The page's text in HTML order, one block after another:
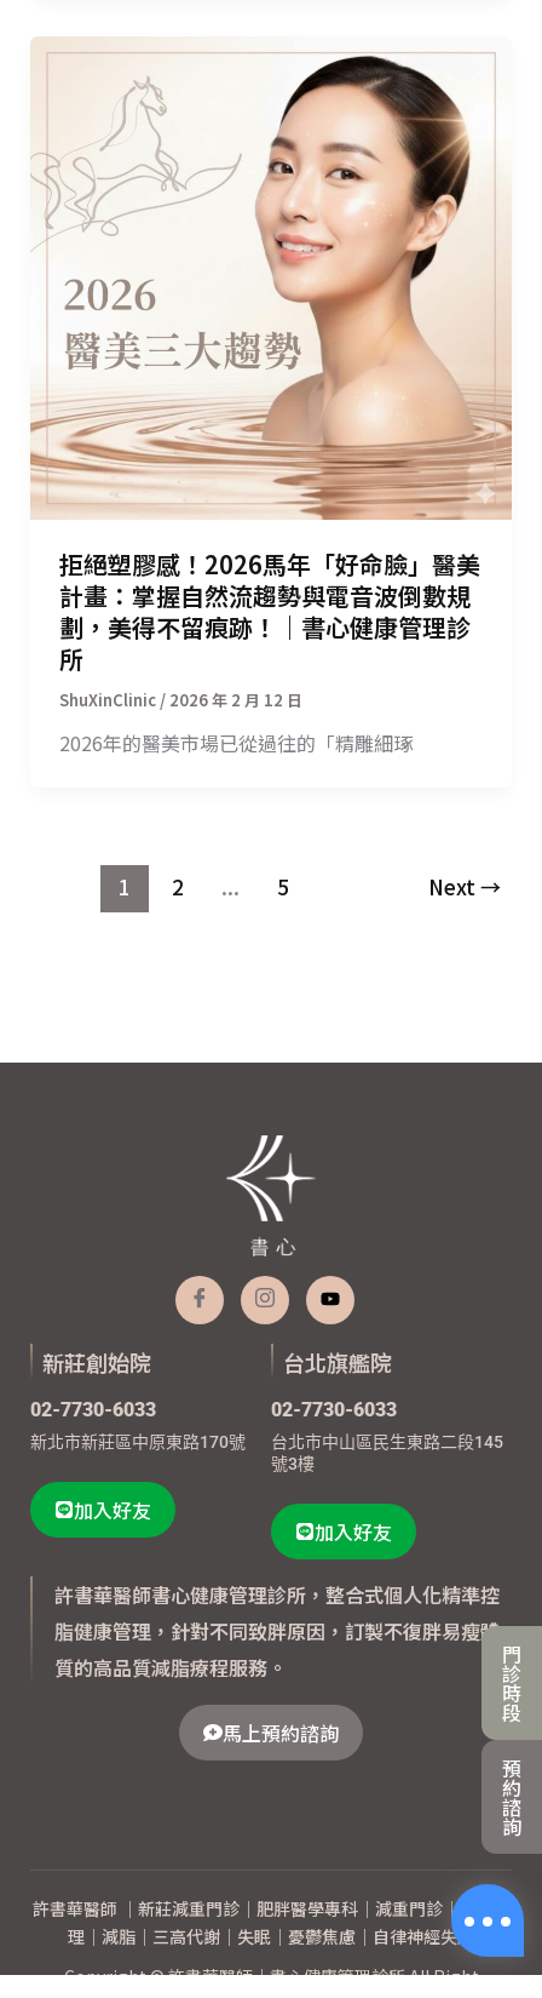
門
診
時
段
預
約
諮
詢
拒絕塑膠感！2026馬年「好命臉」醫美
計畫：掌握自然流趨勢與電音波倒數規
劃，美得不留痕跡！｜書心健康管理診
所
/ 2026 年 2 月 12 日
2026年的醫美市場已從過往的「精雕細琢
1 2 ... 5 Next →
新莊創始院
02-7730-6033
新北市新莊區中原東路170號
加入好友
台北旗艦院
02-7730-6033
台北市中山區民生東路二段145
號3樓
加入好友
許書華醫師書心健康管理診所，整合式個人化精準控
脂健康管理，針對不同致胖原因，訂製不復胖易瘦體
質的高品質減脂療程服務。
馬上預約諮詢
許書華醫師 ｜新莊減重門診｜肥胖醫學專科｜減重門診｜體重管
理｜減脂｜三高代謝｜失眠｜憂鬱焦慮｜自律神經失調
Copyright © 許書華醫師｜書心健康管理診所 All Right